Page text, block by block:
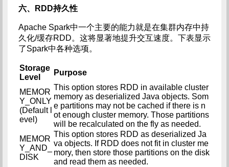
六、RDD持久性
Apache Spark中一个主要的能力就是在集群内存中持
久化/缓存RDD。这将显著地提升交互速度。下表显示
了Spark中各种选项。
Storage
Level
Purpose
MEMOR
Y_ONLY
(Default l
evel)
This option stores RDD in available cluster
memory as deserialized Java objects. Som
e partitions may not be cached if there is n
ot enough cluster memory. Those partitions
will be recalculated on the fly as needed.
MEMOR
Y_AND_
DISK
This option stores RDD as deserialized Ja
va objects. If RDD does not fit in cluster me
mory, then store those partitions on the disk
and read them as needed.